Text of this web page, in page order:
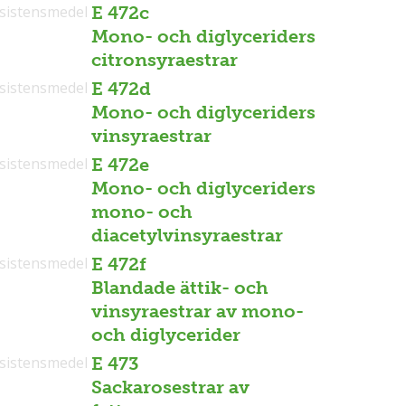
E 472c
Mono- och diglyceriders
citronsyraestrar
E 472d
Mono- och diglyceriders
vinsyraestrar
E 472e
Mono- och diglyceriders
mono- och
diacetylvinsyraestrar
E 472f
Blandade ättik- och
vinsyraestrar av mono-
och diglycerider
E 473
Sackarosestrar av